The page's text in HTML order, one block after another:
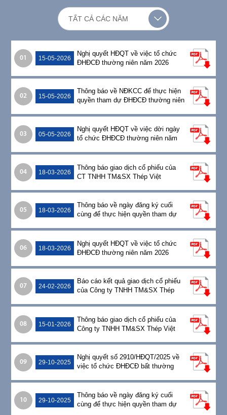
CÔNG
NGHỆ
SẢN
PHẨM
PHỐI
CỔ
THÔNG
TẤT CẢ CÁC NĂM
01 15-05-2026
Nghị quyết HĐQT về việc tổ chức
ĐHĐCĐ thường niên năm 2026
02 15-05-2026
Thông báo về NĐKCC để thực hiện
quyền tham dự ĐHĐCĐ thường niên
03 05-05-2026
Nghị quyết HĐQT về việc dời ngày
tổ chức ĐHĐCĐ thường niên năm
04 18-03-2026
Thông báo giao dịch cổ phiếu của
CT TNHH TM&SX Thép Việt
05 18-03-2026
Thông báo về ngày đăng ký cuối
cùng để thực hiện quyền tham dự
06 18-03-2026
Nghị quyết HĐQT về việc tổ chức
ĐHĐCĐ thường niên năm 2026
07 24-02-2026
Báo cáo kết quả giao dịch cổ phiếu
của Công ty TNHH TM&SX Thép
08 15-01-2026
Thông báo giao dịch cổ phiếu của
Công ty TNHH TM&SX Thép Việt
09 29-10-2025
Nghị quyết số 2910/HĐQT/2025 về
việc tổ chức ĐHĐCĐ bất thường
10 29-10-2025
Thông báo về ngày đăng ký cuối
cùng để thực hiện quyền tham dự